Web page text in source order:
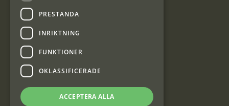
Interjakt SE
Interjakt Sweden AB, Årjäng
PRESTANDA
INRIKTNING
FUNKTIONER
OKLASSIFICERADE
ACCEPTERA ALLA